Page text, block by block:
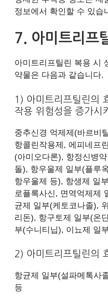
정보에서 확인할 수 있습
7. 아미트리프
아미트리프틸린 복용 시
약물은 다음과 같습니다.
1) 아미트리프틸린의
작용 위험성을 증가시
중추신경 억제제(바르비
항콜린작용제, 에피네프
(아미오다론), 항정신병
돌), 항우울제 일부(플루
항우울제 등), 항생제 일
로플록사신, 면역억제제
균제 일부(케토코나졸),
리돈), 항구토제 일부(온
부(수니티닙), 이뇨제 일
2) 아미트리프틸린의
항균제 일부(설파메톡사
등